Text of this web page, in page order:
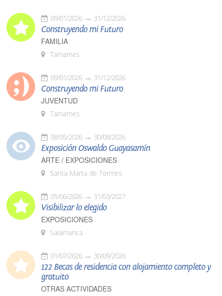
09/01/2026 31/12/2026
Construyendo mi Futuro
FAMILIA
Tamames
09/01/2026 31/12/2026
Construyendo mi Futuro
JUVENTUD
Tamames
08/05/2026 30/08/2026
Exposición Oswaldo Guayasamín
ARTE / EXPOSICIONES
Santa Marta de Tormes
05/06/2026 31/03/2027
Visibilizar lo elegido
EXPOSICIONES
Salamanca
01/07/2026 30/09/2026
122 Becas de residencia con alojamiento completo y
gratuito
OTRAS ACTIVIDADES